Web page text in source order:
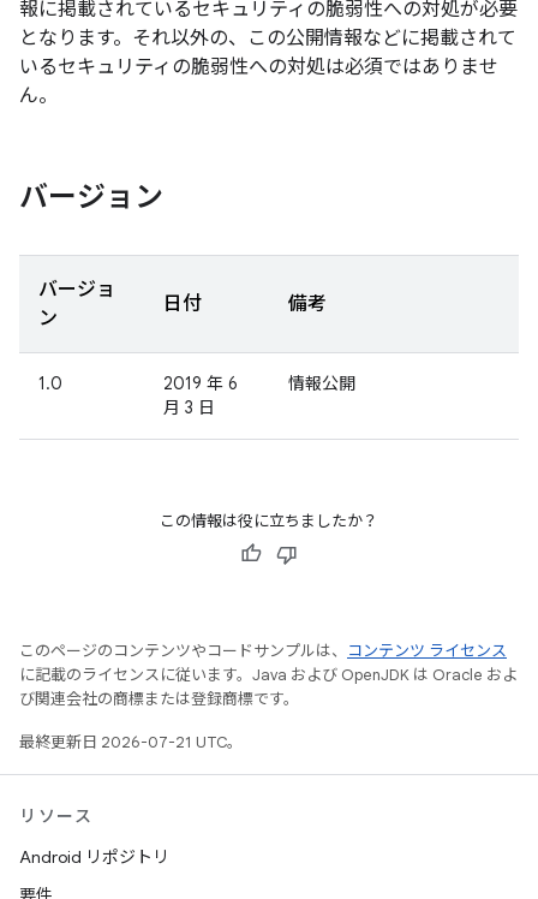
報に掲載されているセキュリティの脆弱性への対処が必要
となります。それ以外の、この公開情報などに掲載されて
いるセキュリティの脆弱性への対処は必須ではありませ
ん。
バージョン
バージョ
ン
日付 備考
1.0
2019 年 6
月 3 日
情報公開
この情報は役に立ちましたか？
このページのコンテンツやコードサンプルは、
コンテンツ ライセンス
に記載のライセンスに従います。Java および OpenJDK は Oracle およ
び関連会社の商標または登録商標です。
最終更新日 2026-07-21 UTC。
リソース
Android リポジトリ